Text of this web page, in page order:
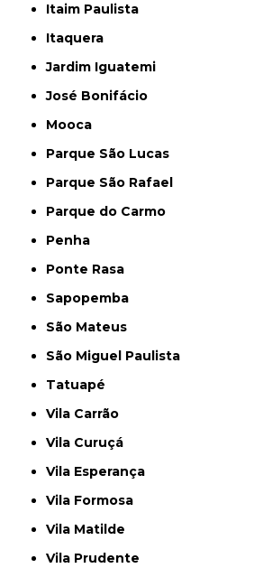
Itaim Paulista
Itaquera
Jardim Iguatemi
José Bonifácio
Mooca
Parque São Lucas
Parque São Rafael
Parque do Carmo
Penha
Ponte Rasa
Sapopemba
São Mateus
São Miguel Paulista
Tatuapé
Vila Carrão
Vila Curuçá
Vila Esperança
Vila Formosa
Vila Matilde
Vila Prudente